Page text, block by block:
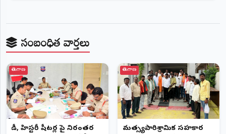
సంబంధిత వార్తలు
తెలంగాణ
రౌడీ, హిస్టరీ షీటర్ల పై నిరంతర
తెలంగాణ
మత్స్యపారిశ్రామిక సహకార